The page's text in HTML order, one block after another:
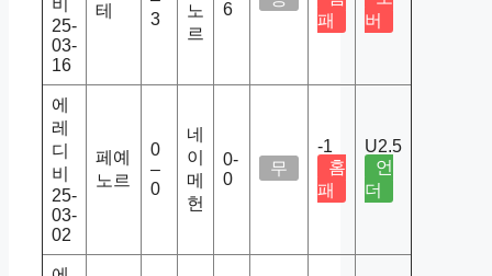
25-
03-
16
테
3
노
르
6
패
버
에
레
디
비
25-
03-
02
페예
노르
0
–
0
네
이
메
헌
0-
0
무
-1
홈
패
U2.5
언
더